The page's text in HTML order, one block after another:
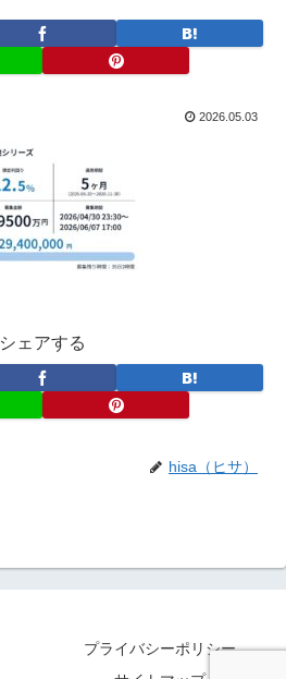
2026.05.03
シェアする
hisa（ヒサ）
プライバシーポリシー